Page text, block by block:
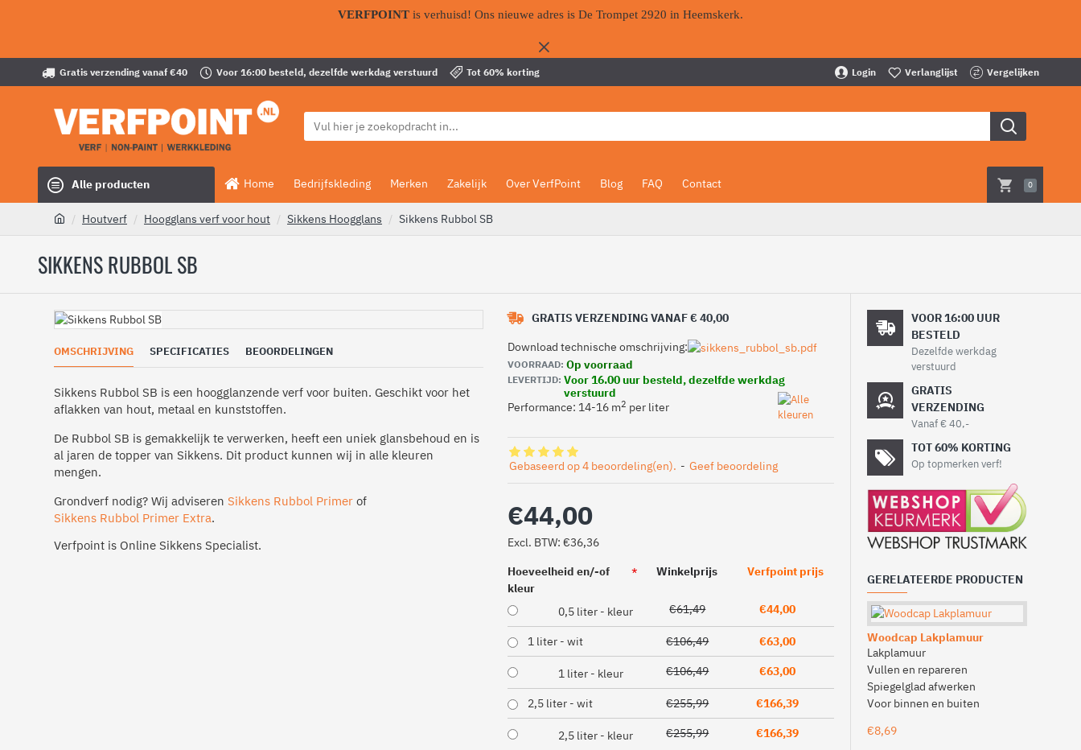
VERFPOINT is verhuisd! Ons nieuwe adres is De Trompet 2920 in Heemskerk.
Gratis verzending vanaf €40 Voor 16:00 besteld, dezelfde werkdag verstuurd Tot 60% korting Login Verlanglijst Vergelijken
Alle producten Home Bedrijfskleding Merken Zakelijk Over VerfPoint Blog FAQ Contact 0
Houtverf Hoogglans verf voor hout Sikkens Hoogglans Sikkens Rubbol SB
SIKKENS RUBBOL SB
OMSCHRIJVING SPECIFICATIES BEOORDELINGEN
Sikkens Rubbol SB is een hoogglanzende verf voor buiten. Geschikt voor het
aflakken van hout, metaal en kunststoffen.
De Rubbol SB is gemakkelijk te verwerken, heeft een uniek glansbehoud en is
al jaren de topper van Sikkens. Dit product kunnen wij in alle kleuren
mengen.
Grondverf nodig? Wij adviseren Sikkens Rubbol Primer of
Sikkens Rubbol Primer Extra.
Verfpoint is Online Sikkens Specialist.
GRATIS VERZENDING VANAF € 40,00
Download technische omschrijving:
VOORRAAD: Op voorraad
LEVERTIJD: Voor 16.00 uur besteld, dezelfde werkdag
verstuurd
Performance: 14-16 m2 per liter
Gebaseerd op 4 beoordeling(en). - Geef beoordeling
€44,00
Excl. BTW: €36,36
Hoeveelheid en/-of
kleur
Winkelprijs Verfpoint prijs
€61,49 €44,00
0,5 liter - kleur
€106,49 €63,00
1 liter - wit
€106,49 €63,00
1 liter - kleur
€255,99 €166,39
2,5 liter - wit
€255,99 €166,39
2,5 liter - kleur
VOOR 16:00 UUR
BESTELD
Dezelfde werkdag
verstuurd
GRATIS
VERZENDING
Vanaf € 40,-
TOT 60% KORTING
Op topmerken verf!
GERELATEERDE PRODUCTEN
Woodcap Lakplamuur
Lakplamuur
Vullen en repareren
Spiegelglad afwerken
Voor binnen en buiten
€8,69